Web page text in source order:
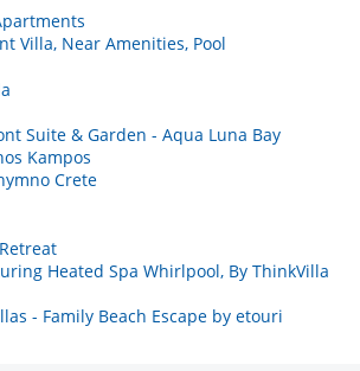
Villa, Near Amenities, Pool
Suite & Garden - Aqua Luna Bay
Kampos
Crete
Heated Spa Whirlpool, By ThinkVilla
- Family Beach Escape by etouri